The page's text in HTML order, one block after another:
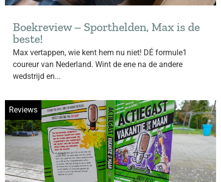
Boekreview – Sporthelden, Max is de
beste!
Max vertappen, wie kent hem nu niet! DÉ formule1
coureur van Nederland. Wint de ene na de andere
wedstrijd en...
Reviews